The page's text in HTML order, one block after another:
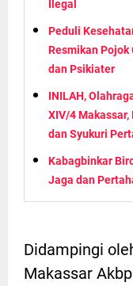
Ilegal
Peduli
Resmikan Pojok
dan Psikiater
INILAH,
XIV/4
dan Syukuri
Kabagbinkar
Jaga dan
Didampingi
Makassar